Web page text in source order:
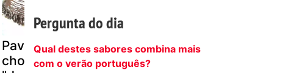
Pavê de
chocolate, de
Bolachas
húngaras
Pergunta do dia
Qual destes sabores combina mais
com o verão português?